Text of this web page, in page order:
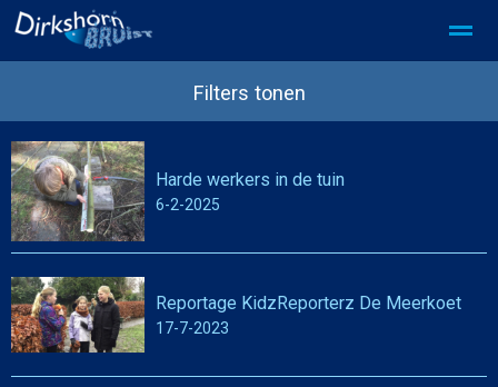
SDD partner worden
Home Foto's Pagina's
Filters tonen
Harde werkers in de tuin
6-2-2025
Reportage KidzReporterz De Meerkoet
17-7-2023